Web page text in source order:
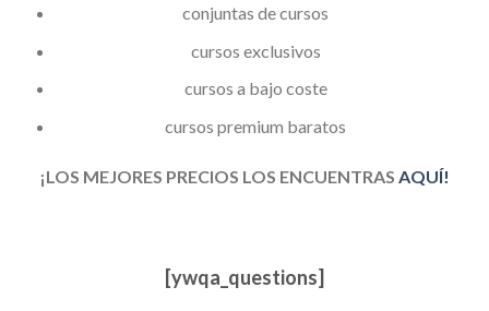
conjuntas de cursos
cursos exclusivos
cursos a bajo coste
cursos premium baratos
¡LOS MEJORES PRECIOS LOS ENCUENTRAS AQUÍ!
[ywqa_questions]